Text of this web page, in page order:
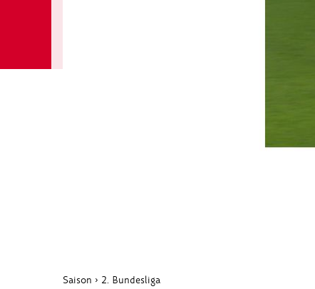
Saison › 2. Bundesliga